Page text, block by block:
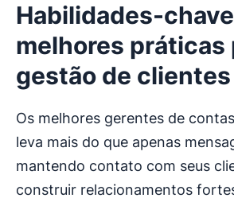
Habilidades-
melhores práticas
gestão de clientes
Os melhores gerentes de
leva mais do que apenas
mantendo contato com seus
construir relacionamentos